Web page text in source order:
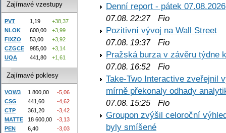
Denní report - pátek 07.08.2026
07.08. 22:27Fio
Pozitivní vývoj na Wall Street
07.08. 19:37Fio
Pražská burza v závěru týdne
07.08. 16:52 Fio
Take-Two Interactive zveřejnil
mírně překonaly odhady
07.08. 15:25 Fio
Groupon zvýšil celoroční
byly smíšené
Zajímavé vzestupy
PVT 1,19
+38,37
NLOK
600,00
+3,99
FIXZO
53,00
+3,92
CZGCE
985,00
+3,14
UQA
441,80 +1,61
Zajímavé poklesy
VOW3 1 800,00
-5,06
CSG
441,60
-4,62
CTP
361,20
-3,42
MATTE
18 600,00
-3,13
PEN
6,40 -3,03